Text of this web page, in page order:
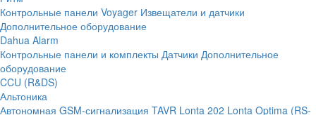
Контрольные панели Voyager Извещатели и датчики
Дополнительное оборудование
Dahua Alarm
Контрольные панели и комплекты Датчики Дополнительное
оборудование
CCU (R&DS)
Альтоника
Автономная GSM-сигнализация TAVR Lonta 202 Lonta Optima (RS-